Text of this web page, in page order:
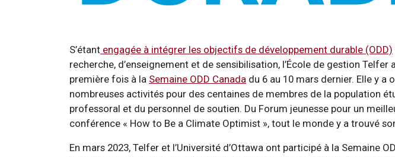
S’étant engagée à intégrer les objectifs de développement durable (ODD)
recherche, d’enseignement et de sensibilisation, l’École de gestion Telfer
première fois à la Semaine ODD Canada du 6 au 10 mars dernier. Elle y a
nombreuses activités pour des centaines de membres de la population
professoral et du personnel de soutien. Du Forum jeunesse pour un
conférence « How to Be a Climate Optimist », tout le monde y a trouvé
En mars 2023, Telfer et l’Université d’Ottawa ont participé à la Semaine